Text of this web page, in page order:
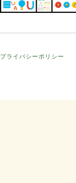
プライバシーポリシー